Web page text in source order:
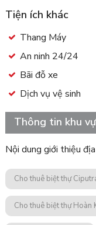
Tiện ích khác
Thang Máy
An ninh 24/24
Bãi đỗ xe
Dịch vụ vệ sinh
Thông tin khu
Nội dung giới thiệu
Cho thuê biệt thự
Cho thuê biệt thự Hoàn